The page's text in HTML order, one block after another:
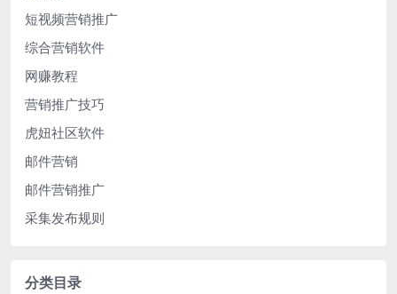
短视频营销推广
综合营销软件
网赚教程
营销推广技巧
虎妞社区软件
邮件营销
邮件营销推广
采集发布规则
分类目录